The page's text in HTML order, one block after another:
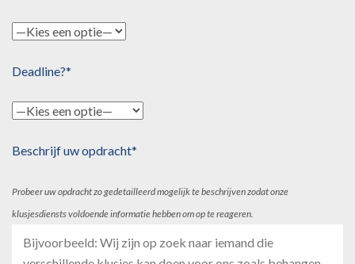
Deadline?*
Beschrijf uw opdracht*
Probeer uw opdracht zo gedetailleerd mogelijk te beschrijven zodat onze
klusjesdiensts voldoende informatie hebben om op te reageren.